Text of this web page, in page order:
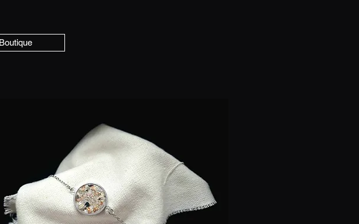
Boutique